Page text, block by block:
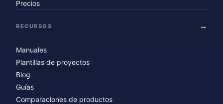
Precios
RECURSOS
Manuales
Plantillas de proyectos
Blog
Guías
Comparaciones de productos